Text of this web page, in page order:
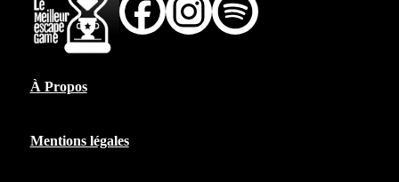
À Propos
Mentions légales